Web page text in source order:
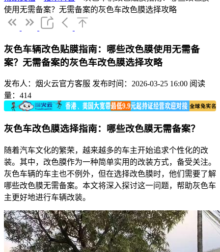
使用无需备案？无需备案的灰色车改色膜选择攻略
灰色车辆改色贴膜指南：哪些改色膜使用无需备
案？无需备案的灰色车改色膜选择攻略
发布人：烟火云官方客服 发布时间：2026-03-25 16:00 阅读
量：414
灰色车改色膜选择指南：哪些改色膜无需备案？
随着汽车文化的繁荣，越来越多的车主开始追求个性化的改
装。其中，改色膜作为一种简单实用的改装方式，备受关注。
灰色车辆的车主也不例外，但在选择改色膜时，他们需要了解
哪些改色膜无需备案。本文将深入探讨这一问题，帮助灰色车
主更好地进行车辆改装。